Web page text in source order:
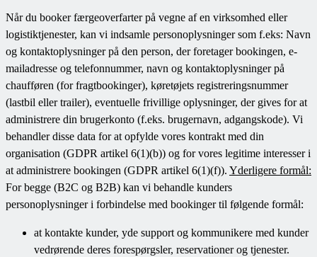
Når du booker færgeoverfarter på vegne af en virksomhed eller
logistiktjenester, kan vi indsamle personoplysninger som f.eks: Navn
og kontaktoplysninger på den person, der foretager bookingen, e-
mailadresse og telefonnummer, navn og kontaktoplysninger på
chaufføren (for fragtbookinger), køretøjets registreringsnummer
(lastbil eller trailer), eventuelle frivillige oplysninger, der gives for at
administrere din brugerkonto (f.eks. brugernavn, adgangskode). Vi
behandler disse data for at opfylde vores kontrakt med din
organisation (GDPR artikel 6(1)(b)) og for vores legitime interesser i
at administrere bookingen (GDPR artikel 6(1)(f)). Yderligere formål:
For begge (B2C og B2B) kan vi behandle kunders
personoplysninger i forbindelse med bookinger til følgende formål:
at kontakte kunder, yde support og kommunikere med kunder
vedrørende deres forespørgsler, reservationer og tjenester.